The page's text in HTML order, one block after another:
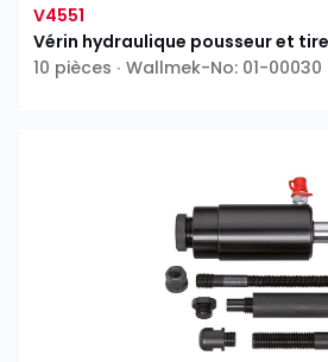
V4551
Vérin hydraulique pousseur et
10 pièces ∙ Wallmek-No: 01-00030